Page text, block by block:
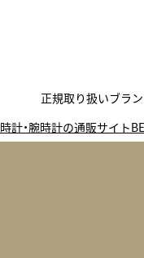
正規取り扱いブラ
A B
時計・腕時計の通販サイト